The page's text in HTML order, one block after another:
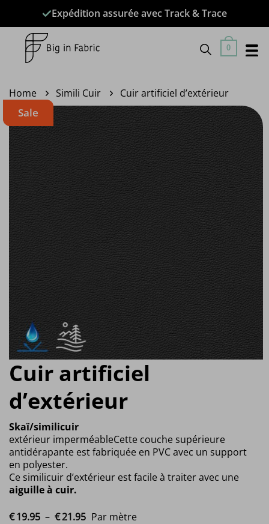
contenu
Expédition assurée avec Track & Trace
0
Home Simili Cuir Cuir artificiel d’extérieur
Sale
Cuir artificiel
d’extérieur
Skaï/similicuir
extérieur imperméableCette couche supérieure
antidérapante est fabriquée en PVC avec un support
en polyester.
Ce similicuir d’extérieur est facile à traiter avec une
aiguille à cuir.
€19.95 – €21.95 Plage de prix : €19.95 à €21.95
Par mètre